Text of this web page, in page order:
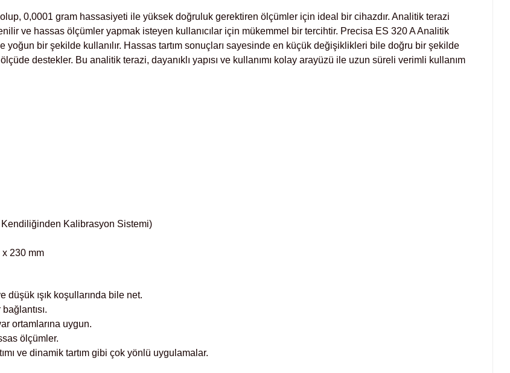
0,0001 gram hassasiyeti ile yüksek doğruluk gerektiren ölçümler için ideal bir cihazdır. Analitik terazi
ve hassas ölçümler yapmak isteyen kullanıcılar için mükemmel bir tercihtir. Precisa ES 320 A Analitik
bir şekilde kullanılır. Hassas tartım sonuçları sayesinde en küçük değişiklikleri bile doğru bir şekilde
destekler. Bu analitik terazi, dayanıklı yapısı ve kullanımı kolay arayüzü ile uzun süreli verimli kullanım
Kalibrasyon Sistemi)
x 230 mm
düşük ışık koşullarında bile net.
ortamlarına uygun.
ölçümler.
ve dinamik tartım gibi çok yönlü uygulamalar.